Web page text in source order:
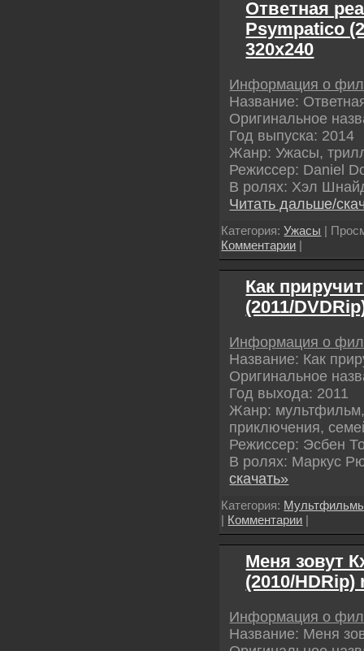
Ответная
Psympatico
320х240
Информация о
Название:
Оригинальное
Год выпуска: 2014
Жанр: Ужасы,
Режиссер: Daniel
В ролях: Хэл
Читать дальше/
Категория:Ужасы |
Комментарии |
Как
(2011/
Информация о
Название: Как
Оригинальное
Год выхода: 2011
Жанр:
приключения,
Режиссер: Эсбен
В ролях: Маркус
скачать»
Категория:
| Комментарии |
Меня зовут
(2010/HDRip)
Информация о
Название: Меня